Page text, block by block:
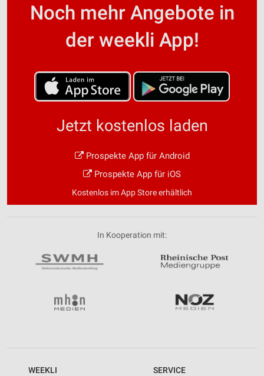
Noch mehr Angebote in
der weekli App!
Jetzt kostenlos laden
Prospekte App für Android
Prospekte App für iOS
Kostenlos im App Store erhältlich
In Kooperation mit:
WEEKLI SERVICE